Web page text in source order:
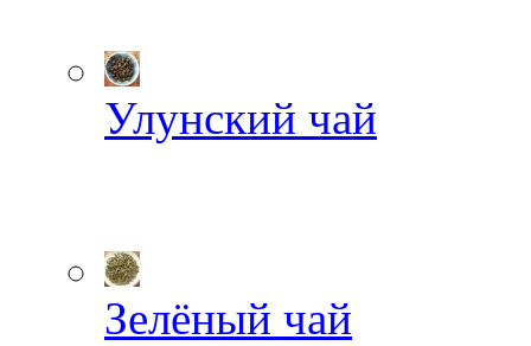
Улунский чай
Зелёный чай